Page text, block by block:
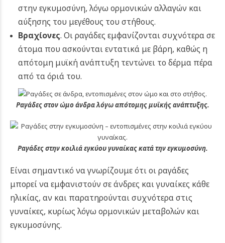
στην εγκυμοσύνη, λόγω ορμονικών αλλαγών και
αύξησης του μεγέθους του στήθους.
Βραχίονες. Οι ραγάδες εμφανίζονται συχνότερα σε
άτομα που ασκούνται εντατικά με βάρη, καθώς η
απότομη μυϊκή ανάπτυξη τεντώνει το δέρμα πέρα
από τα όριά του.
Ραγάδες στον ώμο άνδρα λόγω απότομης μυϊκής ανάπτυξης.
Ραγάδες στην κοιλιά εγκύου γυναίκας κατά την εγκυμοσύνη.
Είναι σημαντικό να γνωρίζουμε ότι οι ραγάδες
μπορεί να εμφανιστούν σε άνδρες και γυναίκες κάθε
ηλικίας, αν και παρατηρούνται συχνότερα στις
γυναίκες, κυρίως λόγω ορμονικών μεταβολών και
εγκυμοσύνης.